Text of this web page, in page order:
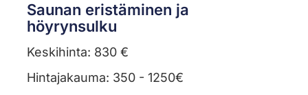
Saunan eristäminen ja
höyrynsulku
Keskihinta: 830 €
Hintajakauma: 350 - 1250€